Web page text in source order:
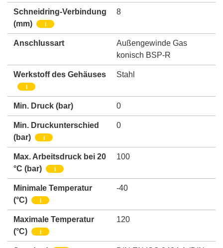
Schneidring-Verbindung
(mm)
i
8
Anschlussart
Außengewinde Gas
konisch BSP-R
Werkstoff des Gehäuses
i
Stahl
Min. Druck (bar) 0
Min. Druckunterschied
(bar)
i
0
Max. Arbeitsdruck bei 20
°C (bar)
i
100
Minimale Temperatur
(°C)
i
-40
Maximale Temperatur
(°C)
i
120